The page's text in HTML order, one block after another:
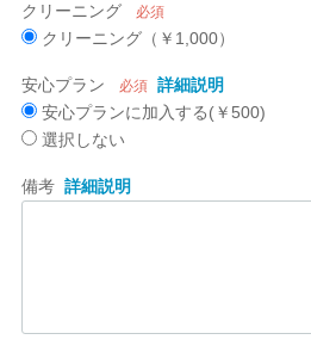
クリーニング 必須
クリーニング（￥1,000）
安心プラン 必須 詳細説明
安心プランに加入する(￥500)
選択しない
備考 詳細説明